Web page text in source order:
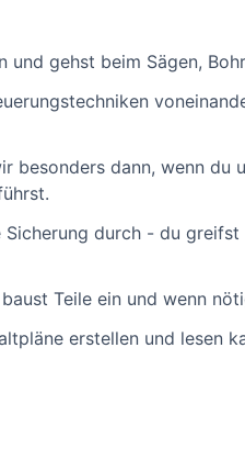
gehst beim Sägen,
besonders dann, wenn du
durch - du
Teile ein und wenn
erstellen und lesen